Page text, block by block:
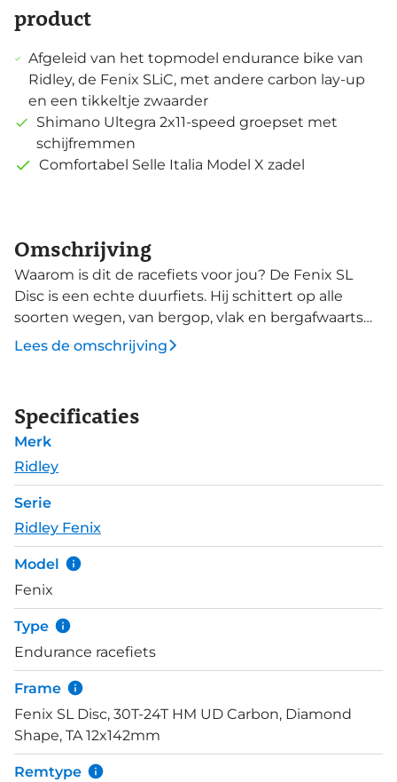
product
Afgeleid van het topmodel endurance bike van
Ridley, de Fenix SLiC, met andere carbon lay-up
en een tikkeltje zwaarder
Shimano Ultegra 2x11-speed groepset met
schijfremmen
Comfortabel Selle Italia Model X zadel
Omschrijving
Waarom is dit de racefiets voor jou? De Fenix ​​SL
Disc is een echte duurfiets. Hij schittert op alle
soorten wegen, van bergop, vlak en bergafwaarts
tot uitdagende kasseien, zodat je altijd van je rit
geniet - waar de weg je ook naartoe brengt! De
een tikkeltje zwaarder. Het bevat de ruitvormige
onderbuis die extra stijfheid geeft aan deze allround
fiets. Zijn acceleratievermogen is ook goed dankzij
de brede trapas en de stijve balhoofdbuis. Kortom,
het is de beste duurfiets voor iemand die op zoek is
naar prestaties die indrukwekkende kracht
combineren met luxueus comfort.
Lees de omschrijving
Specificaties
Merk
Ridley
Serie
Ridley Fenix
Model
Fenix
Type
Endurance racefiets
Frame
Fenix SL Disc, 30T-24T HM UD Carbon, Diamond
Shape, TA 12x142mm
Remtype